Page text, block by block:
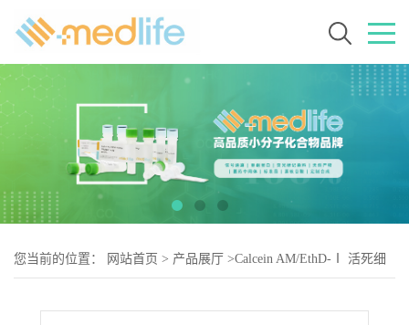
您当前的位置： 网站首页 > 产品展厅 >Calcein AM/EthD-Ⅰ 活死细